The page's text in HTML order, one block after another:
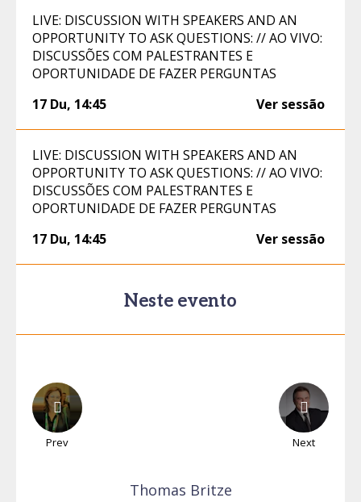
LIVE: DISCUSSION WITH SPEAKERS AND AN
OPPORTUNITY TO ASK QUESTIONS: // AO VIVO:
DISCUSSÕES COM PALESTRANTES E
OPORTUNIDADE DE FAZER PERGUNTAS
17 Du, 14:45 Ver sessão
LIVE: DISCUSSION WITH SPEAKERS AND AN
OPPORTUNITY TO ASK QUESTIONS: // AO VIVO:
DISCUSSÕES COM PALESTRANTES E
OPORTUNIDADE DE FAZER PERGUNTAS
17 Du, 14:45 Ver sessão
Neste evento
Prev Next
Thomas Britze